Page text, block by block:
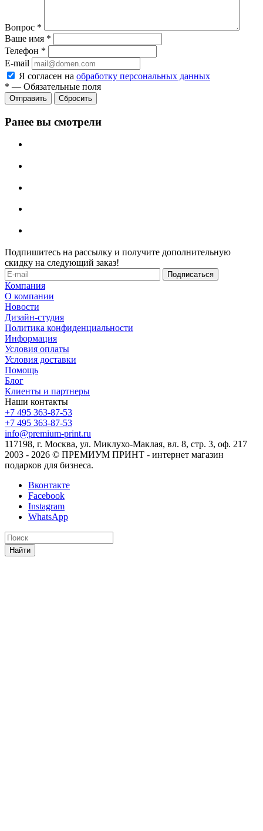
Вопрос *
Ваше имя *
Телефон *
E-mail
Я согласен на обработку персональных данных
* — Обязательные поля
Отправить Сбросить
Ранее вы смотрели
Подпишитесь на рассылку и получите дополнительную
скидку на следующий заказ!
Компания
О компании
Новости
Дизайн-студия
Политика конфиденциальности
Информация
Условия оплаты
Условия доставки
Помощь
Блог
Клиенты и партнеры
Наши контакты
+7 495 363-87-53
+7 495 363-87-53
info@premium-print.ru
117198, г. Москва, ул. Миклухо-Маклая, вл. 8, стр. 3, оф. 217
2003 - 2026 © ПРЕМИУМ ПРИНТ - интернет магазин
подарков для бизнеса.
Вконтакте
Facebook
Instagram
WhatsApp
Найти